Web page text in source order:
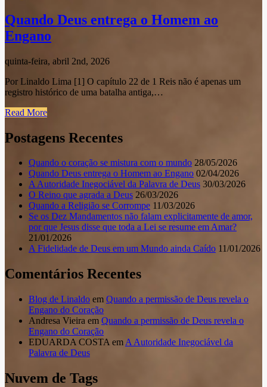
Quando Deus entrega o Homem ao
Engano
quinta-feira, abril 2nd, 2026
Por Linaldo Lima [1] O capítulo 22 de 1 Reis não é apenas um
registro histórico de uma batalha antiga,…
Read More
Postagens Recentes
Quando o coração se mistura com o mundo 28/05/2026
Quando Deus entrega o Homem ao Engano 02/04/2026
A Autoridade Inegociável da Palavra de Deus 30/03/2026
O Reino que agrada a Deus 26/03/2026
Quando a Religião se Corrompe 11/03/2026
Se os Dez Mandamentos não falam explicitamente de amor,
por que Jesus disse que toda a Lei se resume em Amar?
21/01/2026
A Fidelidade de Deus em um Mundo ainda Caído 11/01/2026
Comentários Recentes
Blog de Linaldo em Quando a permissão de Deus revela o
Engano do Coração
Andresa Vieira em Quando a permissão de Deus revela o
Engano do Coração
EDUARDA COSTA em A Autoridade Inegociável da
Palavra de Deus
Nuvem de Tags